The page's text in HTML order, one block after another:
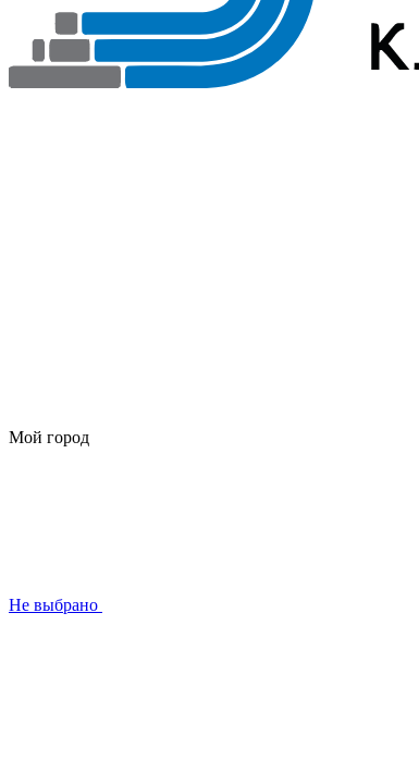
Мой город
Не выбрано